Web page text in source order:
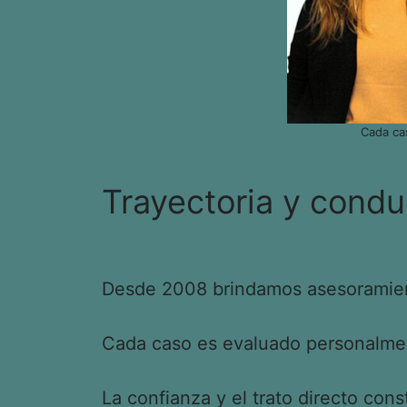
Cada
Trayectoria y
Desde 2008 brindamos
Cada caso es evaluado
La confianza y el trato directo